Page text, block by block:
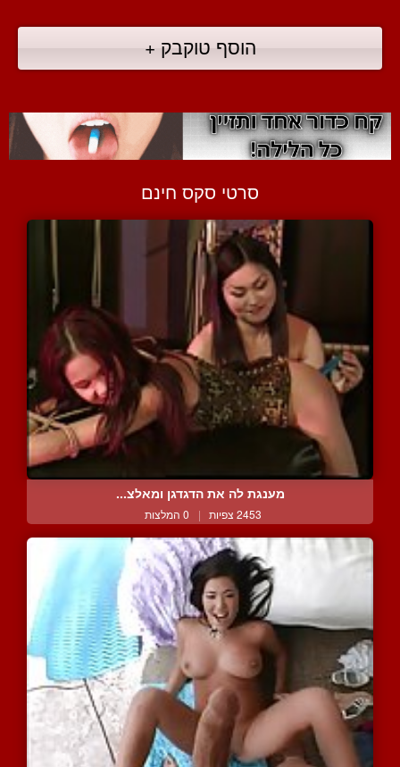
הוסף טוקבק +
סרטי סקס חינם
מענגת לה את הדגדגן ומאלצ...
2453 צפיות | 0 המלצות